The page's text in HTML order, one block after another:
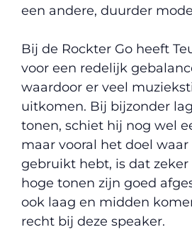
een andere, duurder
Bij de Rockter Go heeft
voor een redelijk
waardoor er veel
uitkomen. Bij bijzonder
tonen, schiet hij nog wel
maar vooral het doel
gebruikt hebt, is dat zeker
hoge tonen zijn goed
ook laag en midden
recht bij deze speaker.